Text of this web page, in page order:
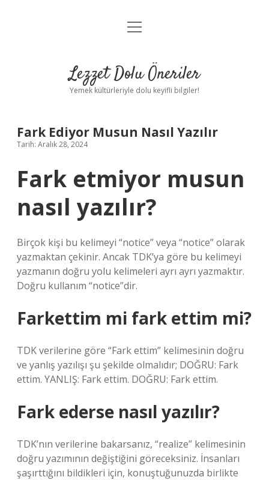
Anasayfa
Yasal Uyarı
menüyü
Lezzet Dolu Öneriler
Yemek kültürleriyle dolu keyifli bilgiler!
Fark Ediyor Musun Nasıl Yazılır
Tarih: Aralık 28, 2024
Fark etmiyor musun
nasıl yazılır?
Birçok kişi bu kelimeyi “notice” veya “notice” olarak
yazmaktan çekinir. Ancak TDK’ya göre bu kelimeyi
yazmanın doğru yolu kelimeleri ayrı ayrı yazmaktır.
Doğru kullanım “notice”dir.
Farkettim mi fark ettim mi?
TDK verilerine göre “Fark ettim” kelimesinin doğru
ve yanlış yazılışı şu şekilde olmalıdır; DOĞRU: Fark
ettim. YANLIŞ: Fark ettim. DOĞRU: Fark ettim.
Fark ederse nasıl yazılır?
TDK’nın verilerine bakarsanız, “realize” kelimesinin
doğru yazımının değiştiğini göreceksiniz. İnsanları
şaşırttığını bildikleri için, konuştuğunuzda birlikte